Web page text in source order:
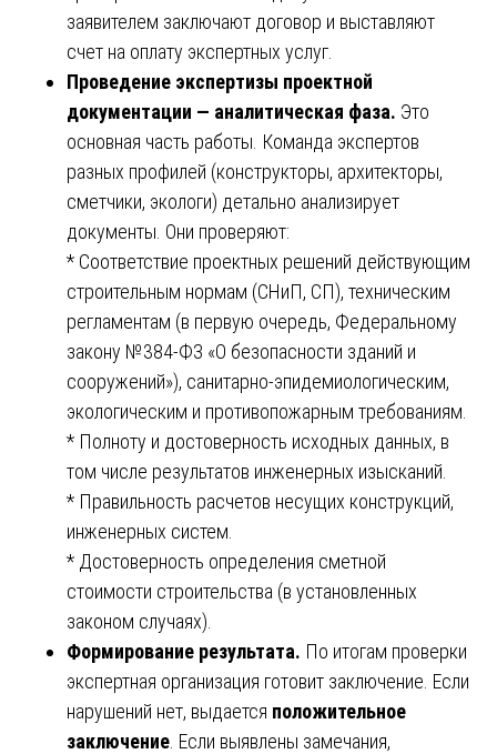
заявителем заключают договор и выставляют
счет на оплату экспертных услуг.
Проведение экспертизы проектной
документации — аналитическая фаза. Это
основная часть работы. Команда экспертов
разных профилей (конструкторы, архитекторы,
сметчики, экологи) детально анализирует
документы. Они проверяют:
* Соответствие проектных решений действующим
строительным нормам (СНиП, СП), техническим
регламентам (в первую очередь, Федеральному
закону №384-ФЗ «О безопасности зданий и
сооружений»), санитарно-эпидемиологическим,
экологическим и противопожарным требованиям.
* Полноту и достоверность исходных данных, в
том числе результатов инженерных изысканий.
* Правильность расчетов несущих конструкций,
инженерных систем.
* Достоверность определения сметной
стоимости строительства (в установленных
законом случаях).
Формирование результата. По итогам проверки
экспертная организация готовит заключение. Если
нарушений нет, выдается положительное
заключение . Если выявлены замечания,